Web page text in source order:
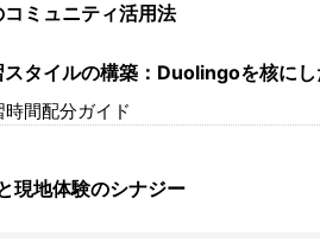
ミュニティ活用法
スタイルの構築：Duolingoを核にし
時間配分ガイド
現地体験のシナジー